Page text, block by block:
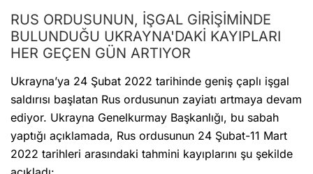
RUS ORDUSUNUN, İŞGAL GİRİŞİMİNDE
BULUNDUĞU UKRAYNA'DAKİ KAYIPLARI
HER GEÇEN GÜN ARTIYOR
Ukrayna’ya 24 Şubat 2022 tarihinde geniş çaplı işgal
saldırısı başlatan Rus ordusunun zayiatı artmaya devam
ediyor. Ukrayna Genelkurmay Başkanlığı, bu sabah
yaptığı açıklamada, Rus ordusunun 24 Şubat-11 Mart
2022 tarihleri arasındaki tahmini kayıplarını şu şekilde